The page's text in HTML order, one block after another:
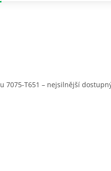
7075-T651 – nejsilnější